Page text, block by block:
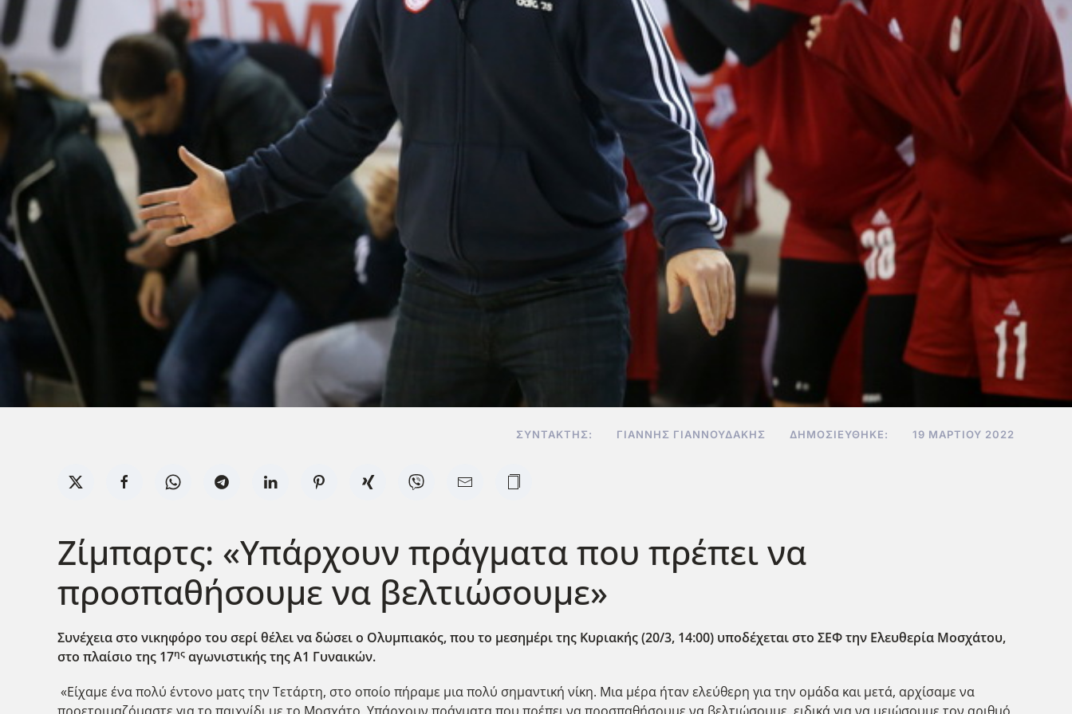
ΣΥΝΤΆΚΤΗΣ: ΓΙΆΝΝΗΣ ΓΙΑΝΝΟΥΔΆΚΗΣ ΔΗΜΟΣΙΕΎΘΗΚΕ: 19 ΜΑΡΤΊΟΥ 2022
Ζίμπαρτς: «Υπάρχουν πράγματα που πρέπει να
προσπαθήσουμε να βελτιώσουμε»
Συνέχεια στο νικηφόρο του σερί θέλει να δώσει ο Ολυμπιακός, που το μεσημέρι της Κυριακής (20/3, 14:00) υποδέχεται στο ΣΕΦ την Ελευθερία Μοσχάτου,
στο πλαίσιο της 17ης αγωνιστικής της Α1 Γυναικών.
«Είχαμε ένα πολύ έντονο ματς την Τετάρτη, στο οποίο πήραμε μια πολύ σημαντική νίκη. Μια μέρα ήταν ελεύθερη για την ομάδα και μετά, αρχίσαμε να
προετοιμαζόμαστε για το παιχνίδι με το Μοσχάτο. Υπάρχουν πράγματα που πρέπει να προσπαθήσουμε να βελτιώσουμε, ειδικά για να μειώσουμε τον αριθμό